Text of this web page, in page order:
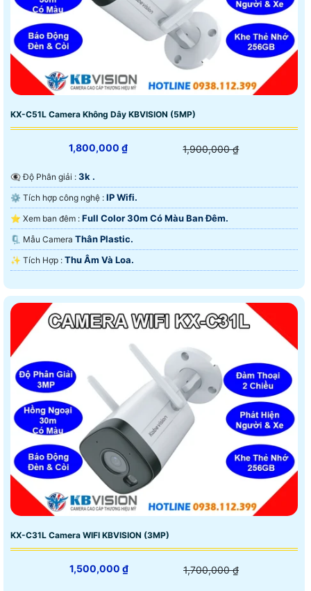
KX-C51L Camera Không Dây KBVISION (5MP)
1,800,000 ₫ 1,900,000 ₫
👁️‍🗨 Độ Phân giải : 3k .
⚙ Tích hợp công nghệ : IP Wifi.
⭐ Xem ban đêm : Full Color 30m Có Màu Ban Ðêm.
🗜️ Mẫu Camera Thân Plastic.
️✨ Tích Hợp : Thu Âm Và Loa.
KX-C31L Camera WIFI KBVISION (3MP)
1,500,000 ₫ 1,700,000 ₫